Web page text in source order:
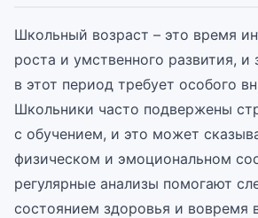
Школьный возраст – это время
роста и умственного развития, и
в этот период требует особого
Школьники часто подвержены
с обучением, и это может
физическом и эмоциональном
регулярные анализы помогают
состоянием здоровья и вовремя